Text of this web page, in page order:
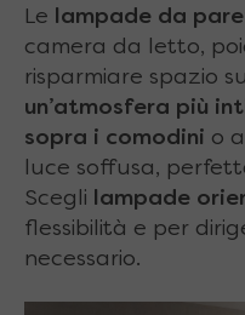
Le lampade da
camera da letto,
risparmiare spazio
un’atmosfera più
sopra i comodini o
luce soffusa,
Scegli lampade
flessibilità e per
necessario.